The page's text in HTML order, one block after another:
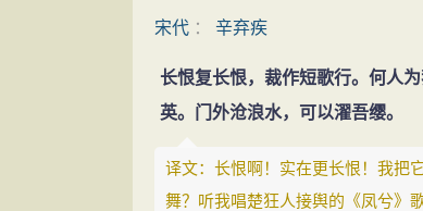
宋代 ： 辛弃疾
长恨复长恨，裁作短歌行。何人
英。门外沧浪水，可以濯吾缨。
译文：长恨啊！实在更长恨！我把
舞？听我唱楚狂人接舆的《凤兮》